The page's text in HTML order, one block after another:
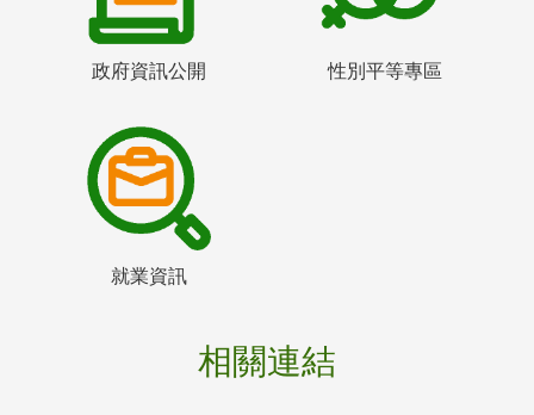
政府資訊公開 性別平等專區
就業資訊
相關連結